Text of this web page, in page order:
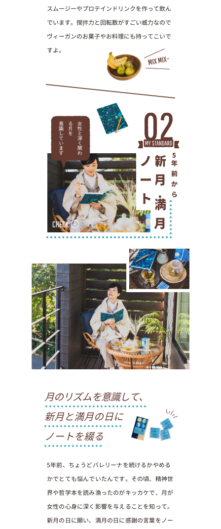
スムージーやプロテインドリンクを作って飲ん
でいます。撹拌力と回転数がすごい威力なので
ヴィーガンのお菓子やお料理にも持ってこいで
すよ。
5
年前から
新月・
満
月
ノート
月のリズムを意識して、
新月と満月の日に
ノートを綴る
5年前、ちょうどバレリーナを続けるかやめる
かでとても悩んでいたんです。その頃、精神世
界や哲学本を読み漁ったのがキッカケで、月が
女性の心身に深く影響を与えることを知って。
新月の日に願い、満月の日に感謝の言葉をノー